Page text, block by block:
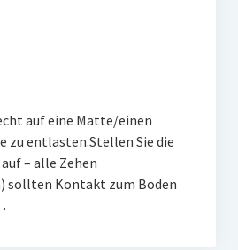
auf eine Matte/einen
zu entlasten.Stellen Sie die
– alle Zehen
sollten Kontakt zum Boden